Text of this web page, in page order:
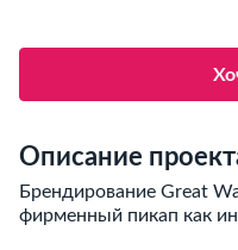
Описание
Брендирование Great
фирменный пикап как